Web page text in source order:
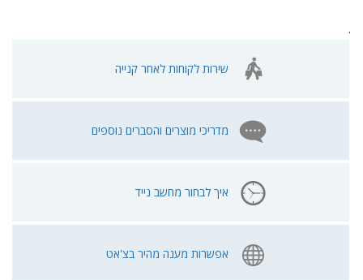
.
שירות לקוחות לאחר קנייה
מדריכי מוצרים והסברים נוספים
איך לבחור מחשב נייד
אפשרות מענה מהיר בצ'אט